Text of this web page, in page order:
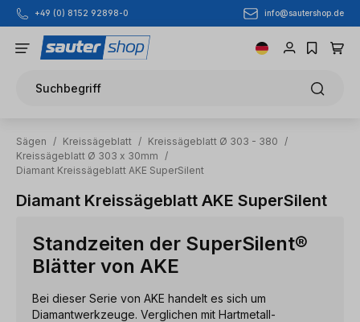
Zum Hauptinhalt springen
+49 (0) 8152 92898-0 info@sautershop.de
Suchbegriff
Sägen / Kreissägeblatt / Kreissägeblatt Ø 303 - 380
/
Kreissägeblatt Ø 303 x 30mm
/
Diamant Kreissägeblatt AKE SuperSilent
Diamant Kreissägeblatt AKE SuperSilent
Standzeiten der SuperSilent®
Blätter von AKE
Bei dieser Serie von AKE handelt es sich um
Diamantwerkzeuge. Verglichen mit Hartmetall-